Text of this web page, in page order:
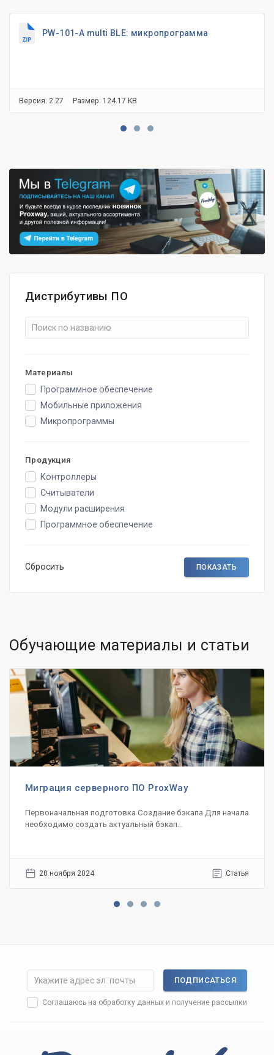
PW-101-A multi BLE: микропрограмма
Версия: 2.27 Размер: 124.17 KB
Дистрибутивы ПО
Материалы
Программное обеспечение
Мобильные приложения
Микропрограммы
Продукция
Контроллеры
Считыватели
Модули расширения
Программное обеспечение
Сбросить
Обучающие материалы и статьи
Миграция серверного ПО ProxWay
Первоначальная подготовка Создание бэкапа Для начала
необходимо создать актуальный бэкап...
20 ноября 2024 Статья
ПОДПИСАТЬСЯ
Соглашаюсь на обработку данных и получение рассылки